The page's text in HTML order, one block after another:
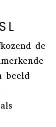
de
beeld